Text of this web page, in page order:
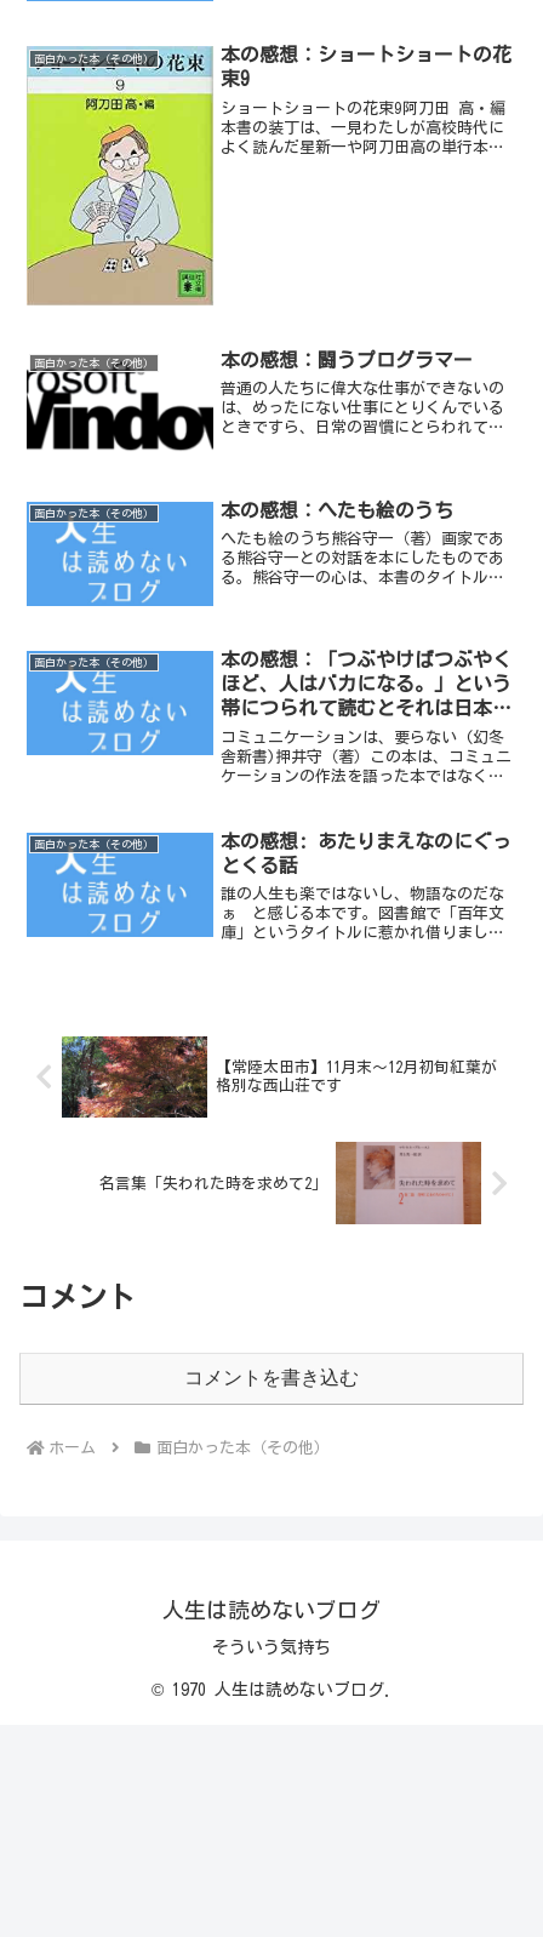
話す俗世間に対する考えが...
面白かった本（その他）
本の感想：ショートショートの花
束9
ショートショートの花束9阿刀田 高・編
本書の装丁は、一見わたしが高校時代に
よく読んだ星新一や阿刀田高の単行本を
面白かった本（その他） 本の感想：闘うプログラマー
普通の人たちに偉大な仕事ができないの
は、めったにない仕事にとりくんでいる
ときですら、日常の習慣にとらわれてい
面白かった本（その他） 本の感想：へたも絵のうち
へたも絵のうち熊谷守一（著）画家であ
る熊谷守一との対話を本にしたものであ
る。熊谷守一の心は、本書のタイトル
面白かった本（その他）
本の感想：「つぶやけばつぶやく
ほど、人はバカになる。」という
帯につられて読むとそれは日本人
論だった「コミュニケーションは
要らない／押井守」
コミュニケーションは、要らない (幻冬
舎新書)押井守（著）この本は、コミュニ
ケーションの作法を語った本ではなく、
ってなんだろうと考えたことのある方
は、ぜひ読んで欲しい本...
面白かった本（その他）
本の感想: あたりまえなのにぐっ
とくる話
誰の人生も楽ではないし、物語なのだな
ぁ と感じる本です。図書館で「百年文
庫」というタイトルに惹かれ借りまし
【常陸太田市】11月末～12月初旬紅葉が
格別な西山荘です
名言集「失われた時を求めて2」
コメント
コメントを書き込む
ホーム 面白かった本（その他）
人生は読めないブログ
そういう気持ち
© 1970 人生は読めないブログ.